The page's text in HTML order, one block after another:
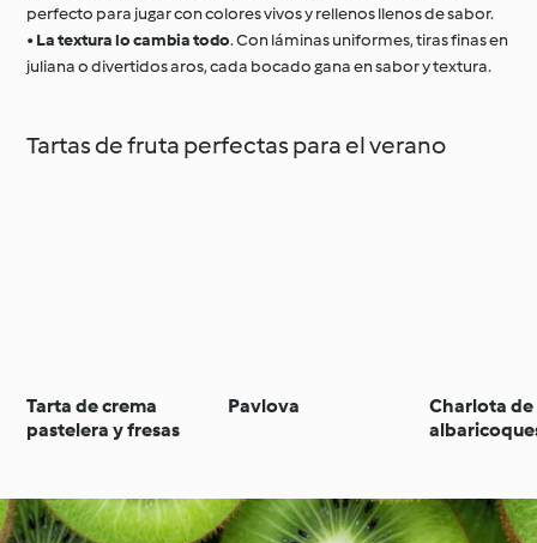
perfecto para jugar con colores vivos y rellenos llenos de sabor.
• La textura lo cambia todo. Con láminas uniformes, tiras finas en
juliana o divertidos aros, cada bocado gana en sabor y textura.
Tartas de fruta perfectas para el verano
Tarta de crema
pastelera y fresas
Pavlova
Charlota de